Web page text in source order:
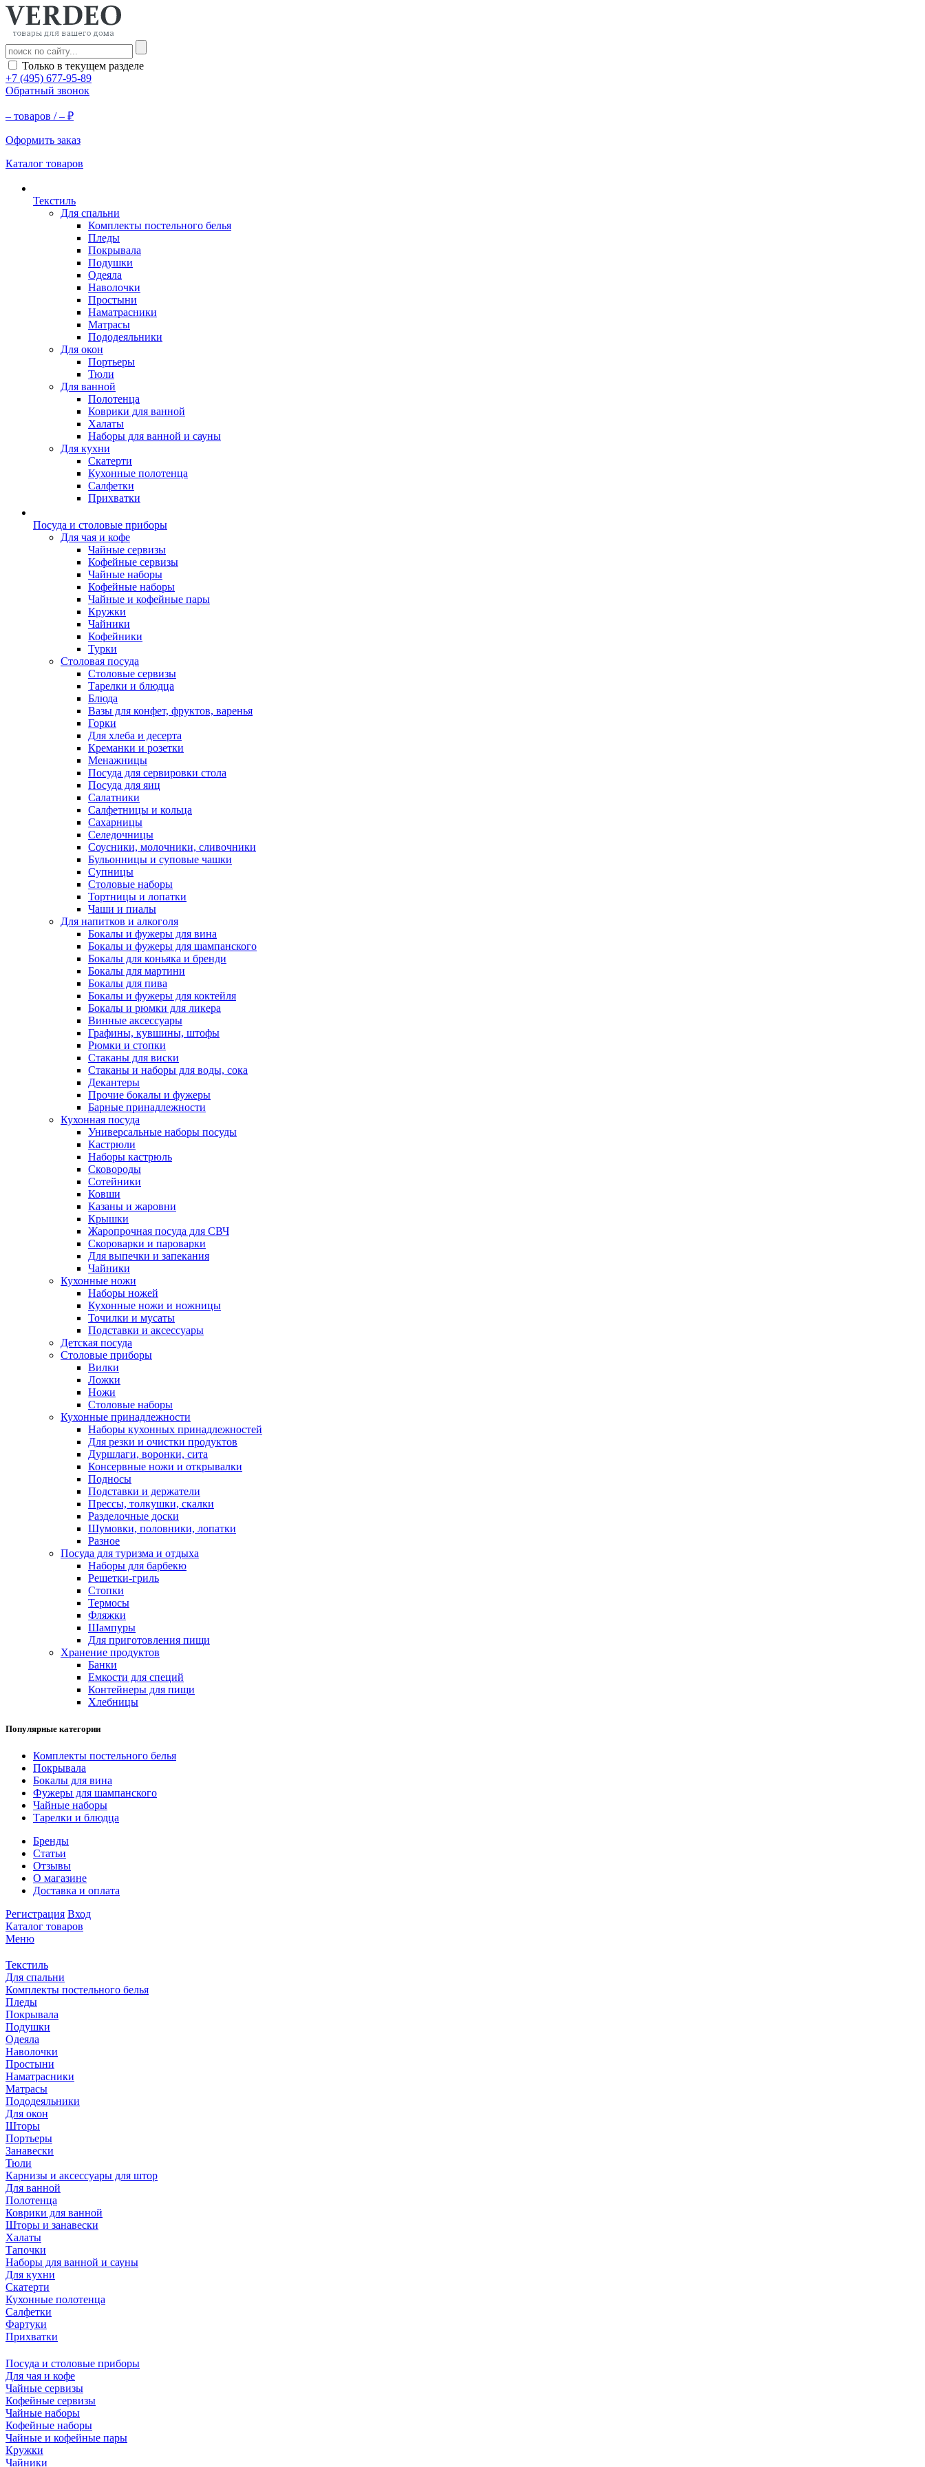
Только в текущем разделе
+7 (495) 677-95-89
Обратный звонок
– товаров /– ₽
Оформить заказ
Каталог товаров
Текстиль
Для спальни
Комплекты постельного белья
Пледы
Покрывала
Подушки
Одеяла
Наволочки
Простыни
Наматрасники
Матрасы
Пододеяльники
Для окон
Портьеры
Тюли
Для ванной
Полотенца
Коврики для ванной
Халаты
Наборы для ванной и сауны
Для кухни
Скатерти
Кухонные полотенца
Салфетки
Прихватки
Посуда и столовые приборы
Для чая и кофе
Чайные сервизы
Кофейные сервизы
Чайные наборы
Кофейные наборы
Чайные и кофейные пары
Кружки
Чайники
Кофейники
Турки
Столовая посуда
Столовые сервизы
Тарелки и блюдца
Блюда
Вазы для конфет, фруктов, варенья
Горки
Для хлеба и десерта
Креманки и розетки
Менажницы
Посуда для сервировки стола
Посуда для яиц
Салатники
Салфетницы и кольца
Сахарницы
Селедочницы
Соусники, молочники, сливочники
Бульонницы и суповые чашки
Супницы
Столовые наборы
Тортницы и лопатки
Чаши и пиалы
Для напитков и алкоголя
Бокалы и фужеры для вина
Бокалы и фужеры для шампанского
Бокалы для коньяка и бренди
Бокалы для мартини
Бокалы для пива
Бокалы и фужеры для коктейля
Бокалы и рюмки для ликера
Винные аксессуары
Графины, кувшины, штофы
Рюмки и стопки
Стаканы для виски
Стаканы и наборы для воды, сока
Декантеры
Прочие бокалы и фужеры
Барные принадлежности
Кухонная посуда
Универсальные наборы посуды
Кастрюли
Наборы кастрюль
Сковороды
Сотейники
Ковши
Казаны и жаровни
Крышки
Жаропрочная посуда для СВЧ
Скороварки и пароварки
Для выпечки и запекания
Чайники
Кухонные ножи
Наборы ножей
Кухонные ножи и ножницы
Точилки и мусаты
Подставки и аксессуары
Детская посуда
Столовые приборы
Вилки
Ложки
Ножи
Столовые наборы
Кухонные принадлежности
Наборы кухонных принадлежностей
Для резки и очистки продуктов
Дуршлаги, воронки, сита
Консервные ножи и открывалки
Подносы
Подставки и держатели
Прессы, толкушки, скалки
Разделочные доски
Шумовки, половники, лопатки
Разное
Посуда для туризма и отдыха
Наборы для барбекю
Решетки-гриль
Стопки
Термосы
Фляжки
Шампуры
Для приготовления пищи
Хранение продуктов
Банки
Емкости для специй
Контейнеры для пищи
Хлебницы
Популярные категории
Комплекты постельного белья
Покрывала
Бокалы для вина
Фужеры для шампанского
Чайные наборы
Тарелки и блюдца
Бренды
Статьи
Отзывы
О магазине
Доставка и оплата
Регистрация Вход
Каталог товаров
Меню
Текстиль
Для спальни
Комплекты постельного белья
Пледы
Покрывала
Подушки
Одеяла
Наволочки
Простыни
Наматрасники
Матрасы
Пододеяльники
Для окон
Шторы
Портьеры
Занавески
Тюли
Карнизы и аксессуары для штор
Для ванной
Полотенца
Коврики для ванной
Шторы и занавески
Халаты
Тапочки
Наборы для ванной и сауны
Для кухни
Скатерти
Кухонные полотенца
Салфетки
Фартуки
Прихватки
Посуда и столовые приборы
Для чая и кофе
Чайные сервизы
Кофейные сервизы
Чайные наборы
Кофейные наборы
Чайные и кофейные пары
Кружки
Чайники